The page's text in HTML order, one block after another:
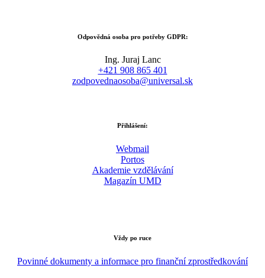
Odpovědná osoba pro potřeby GDPR:
Ing. Juraj Lanc
+421 908 865 401
zodpovednaosoba@universal.sk
Přihlášení:
Webmail
Portos
Akademie vzdělávání
Magazín UMD
Vždy po ruce
Povinné dokumenty a informace pro finanční zprostředkování